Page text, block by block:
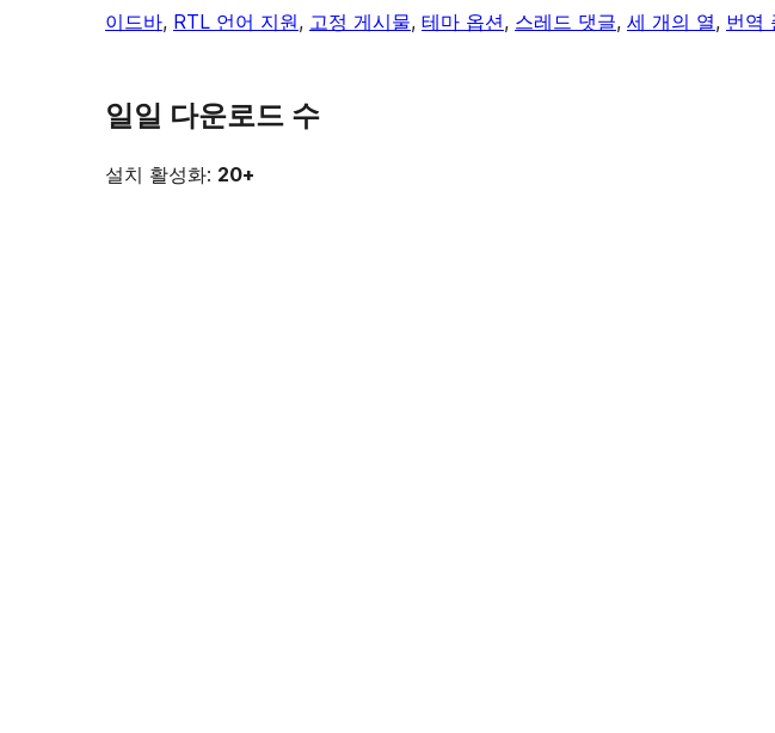
이드바, RTL 언어 지원, 고정 게시물, 테마 옵션, 스레드 댓글, 세 개의 열, 번역
일일 다운로드 수
설치 활성화: 20+